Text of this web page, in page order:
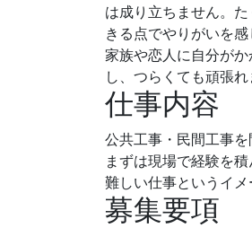
は成り立ちません。
きる点でやりがいを感
家族や恋人に自分が
し、つらくても頑張れ
仕事内容
公共工事・民間工事
まずは現場で経験を
難しい仕事というイ
募集要項